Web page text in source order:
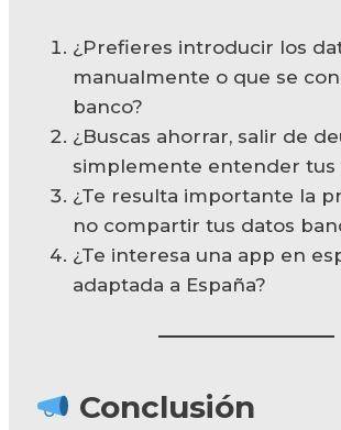
¿Prefieres introducir los
manualmente o que se
banco?
¿Buscas ahorrar, salir de
simplemente entender tus
¿Te resulta importante la
no compartir tus datos
¿Te interesa una app en
adaptada a España?
Conclusión